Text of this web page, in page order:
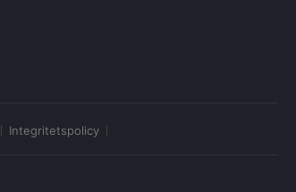
Integritetspolicy